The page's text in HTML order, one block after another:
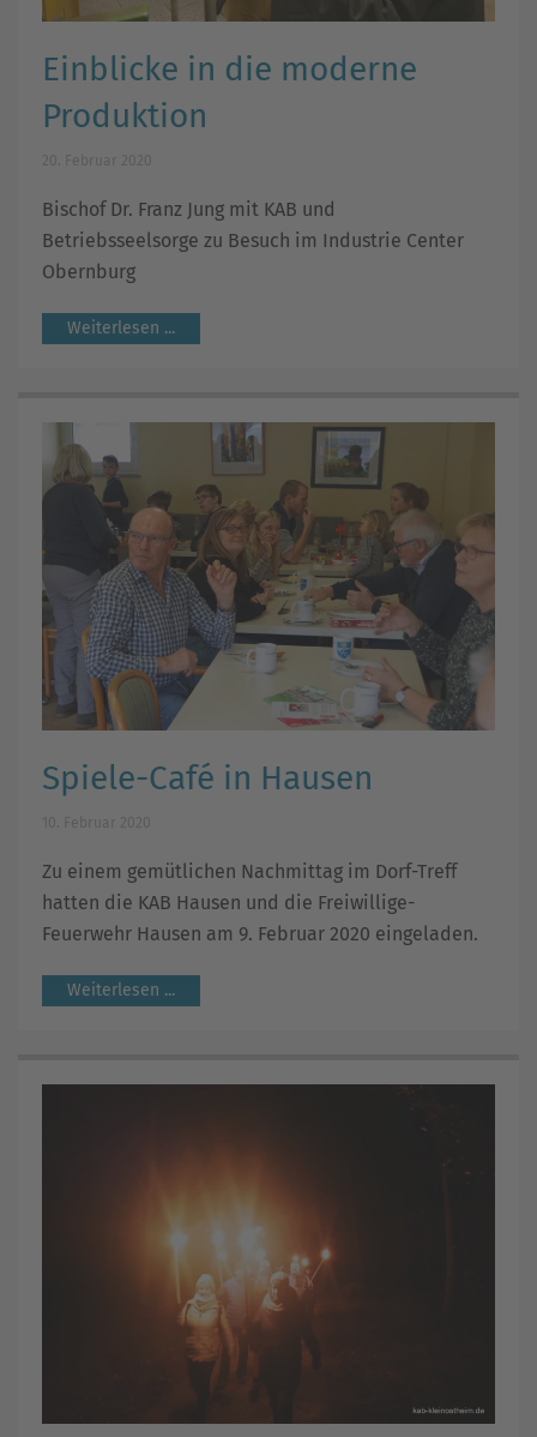
Einblicke in die moderne
Produktion
Bischof Dr. Franz Jung mit KAB und
Betriebsseelsorge zu Besuch im Industrie Center
Obernburg
Weiterlesen ...
Spiele-Café in Hausen
Zu einem gemütlichen Nachmittag im Dorf-Treff
hatten die KAB Hausen und die Freiwillige-
Feuerwehr Hausen am 9. Februar 2020 eingeladen.
Weiterlesen ...